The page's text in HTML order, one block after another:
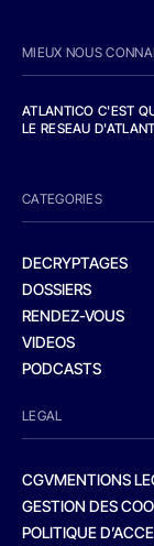
MIEUX NOUS
ATLANTICO C'EST
LE RESEAU
CATEGORIES
DECRYPTAGES
DOSSIERS
RENDEZ-VOUS
VIDEOS
PODCASTS
LEGAL
CGVMENTIONS
GESTION DES
POLITIQUE